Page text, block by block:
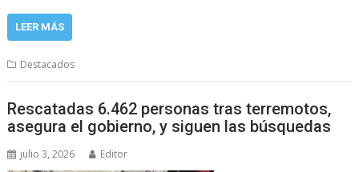
LEER MÁS
Destacados
Rescatadas 6.462 personas tras terremotos,
asegura el gobierno, y siguen las búsquedas
julio 3, 2026 Editor